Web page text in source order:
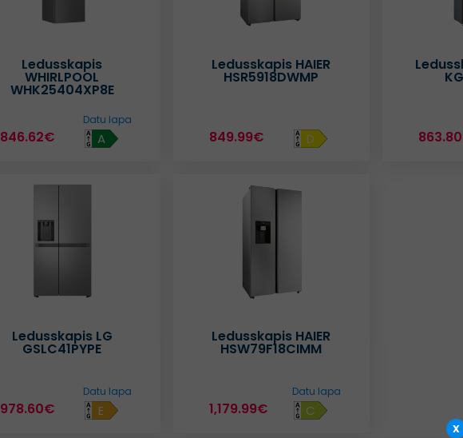
Ledusskapis
WHIRLPOOL
WHK25404XP8E
846.62€ A
Datu lapa
Ledusskapis HAIER
HSR5918DWMP
849.99€ D
Ledusskapis LG
GSLC41PYPE
978.60€ E
Datu lapa
Ledusskapis HAIER
HSW79F18CIMM
1,179.99€ C
Datu lapa
x